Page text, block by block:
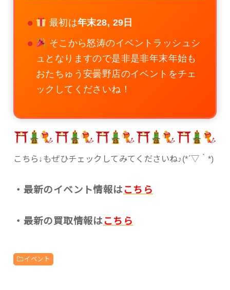
最初は年末28, 29日
そこから怒涛のイベントラッシュシ
ュとなりますので是非是非年末年始も
おたちゅう安曇野店のイベントをチェ
ックしてくださいね！
こちら↓もぜひチェックしてみてくださいね♪(*´▽｀*)
・最新のイベント情報はこちら
・最新の買取情報はこちら
イベント